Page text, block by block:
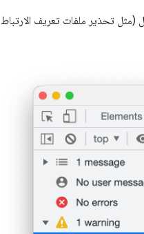
تحذير ملفات تعريف الارتباط